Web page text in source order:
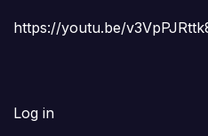
https://youtu.be/
Log in